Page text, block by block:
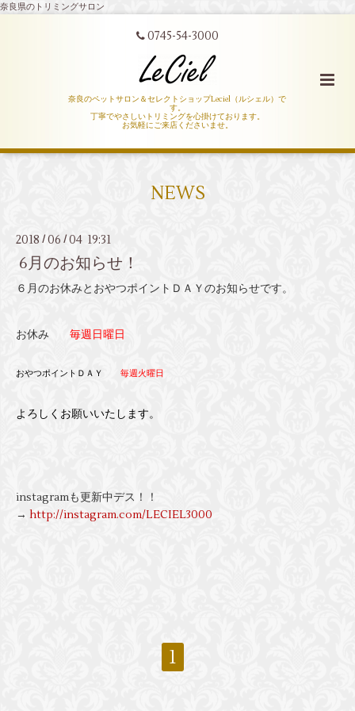
奈良県のトリミングサロン
0745-54-3000
奈良のペットサロン＆セレクトショップLeciel（ルシェル）で
す。
丁寧でやさしいトリミングを心掛けております。
お気軽にご来店くださいませ。
NEWS
2018 /06 /04 19:31
6月のお知らせ！
６月のお休みとおやつポイントＤＡＹのお知らせです。
お休み 毎週日曜日
おやつポイントＤＡＹ 毎週火曜日
よろしくお願いいたします。
instagramも更新中デス！！
→ http://instagram.com/LECIEL3000
1